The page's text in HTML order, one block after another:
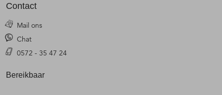
Contact
Mail ons
Chat
0572 - 35 47 24
Bereikbaar